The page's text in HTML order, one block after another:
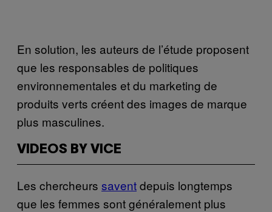
En solution, les auteurs de l’étude proposent
que les responsables de politiques
environnementales et du marketing de
produits verts créent des images de marque
plus masculines.
VIDEOS BY VICE
Les chercheurs saventdepuis longtemps
que les femmes sont généralement plus